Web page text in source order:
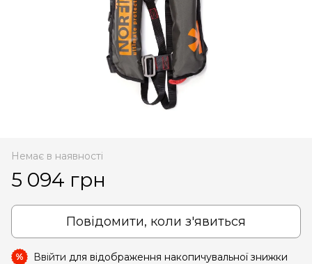
Немає в наявності
5 094 грн
Повідомити, коли з'явиться
% Ввійти для відображення накопичувальної знижки